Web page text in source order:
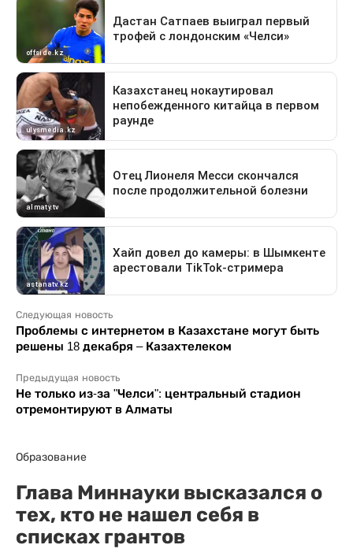
Следующая новость
Проблемы с интернетом в Казахстане могут быть
решены 18 декабря – Казахтелеком
Предыдущая новость
Не только из-за "Челси": центральный стадион
отремонтируют в Алматы
Образование
Глава Миннауки высказался о
тех, кто не нашел себя в
списках грантов